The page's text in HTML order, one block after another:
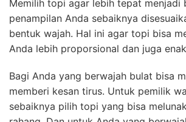
Memilih topi agar lebih tepat menjadi
penampilan Anda sebaiknya
bentuk wajah. Hal ini agar topi bisa
Anda lebih proporsional dan juga
Bagi Anda yang berwajah bulat bisa
memberi kesan tirus. Untuk pemilik
sebaiknya pilih topi yang bisa